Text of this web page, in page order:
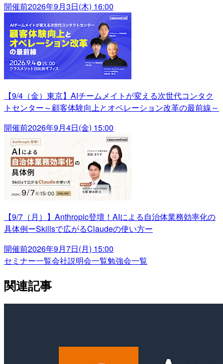
開催前2026年9月3日(木) 16:00
【9/4（金）東京】AIチームメイトが変える次世代コンタク
トセンター～顧客体験向上とオペレーション改革の最前線～
開催前2026年9月4日(金) 15:00
【9/7（月）】Anthropic登壇！AIによる自治体業務効率化の
具体例ーSkillsで広がるClaudeの使い方ー
開催前2026年9月7日(月) 15:00
セミナー一覧会社説明会一覧勉強会一覧
関連記事